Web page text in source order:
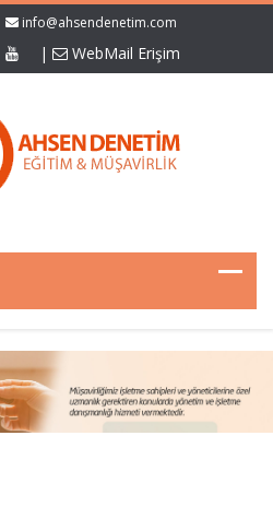
info@ahsendenetim.com
| WebMail Erişim